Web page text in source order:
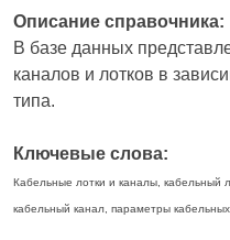
Описание справочника:
В базе данных
каналов и лотков в
типа.
Ключевые слова:
Кабельные лотки и каналы, кабельный
кабельный канал, параметры